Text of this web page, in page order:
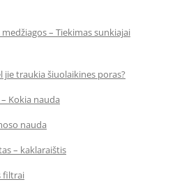
– Tiekimas sunkiajai
jie traukia šiuolaikines poras?
Kokia nauda
nauda
– kaklaraištis
filtrai